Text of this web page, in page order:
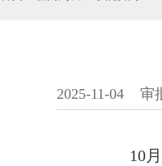
2025-11-04 审
10